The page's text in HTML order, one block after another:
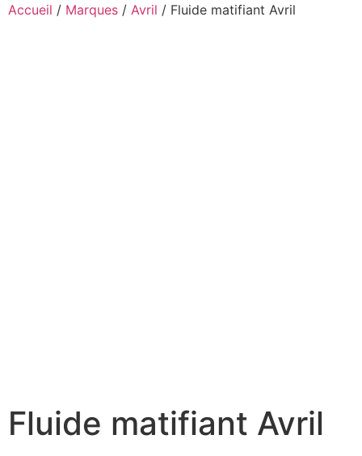
Accueil / Marques / Avril / Fluide matifiant Avril
Fluide matifiant Avril